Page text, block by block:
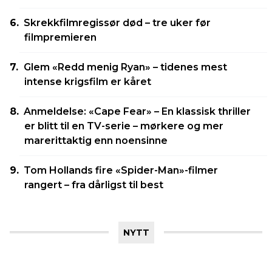
Skrekkfilmregissør død – tre uker før
filmpremieren
Glem «Redd menig Ryan» – tidenes mest
intense krigsfilm er kåret
Anmeldelse: «Cape Fear» – En klassisk thriller
er blitt til en TV-serie – mørkere og mer
marerittaktig enn noensinne
Tom Hollands fire «Spider-Man»-filmer
rangert – fra dårligst til best
NYTT